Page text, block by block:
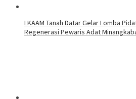
LKAAM Tanah Datar Gelar Lomba
Regenerasi Pewaris Adat